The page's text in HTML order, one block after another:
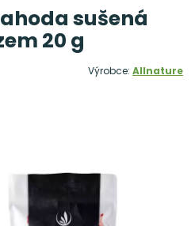
sušená
20 g
Výrobce: Allnature